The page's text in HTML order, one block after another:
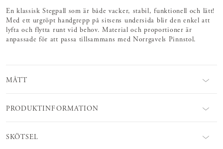
En klassisk Stegpall som är både vacker, stabil, funktionell och lätt!
Med ett urgröpt handgrepp på sitsens undersida blir den enkel att
lyfta och flytta runt vid behov. Material och proportioner är
anpassade för att passa tillsammans med Norrgavels Pinnstol.
MÅTT
PRODUKTINFORMATION
SKÖTSEL